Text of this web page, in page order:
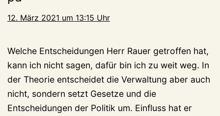
12. März 2021 um 13:15 Uhr
Welche Entscheidungen Herr Rauer getroffen hat,
kann ich nicht sagen, dafür bin ich zu weit weg. In
der Theorie entscheidet die Verwaltung aber auch
nicht, sondern setzt Gesetze und die
Entscheidungen der Politik um. Einfluss hat er